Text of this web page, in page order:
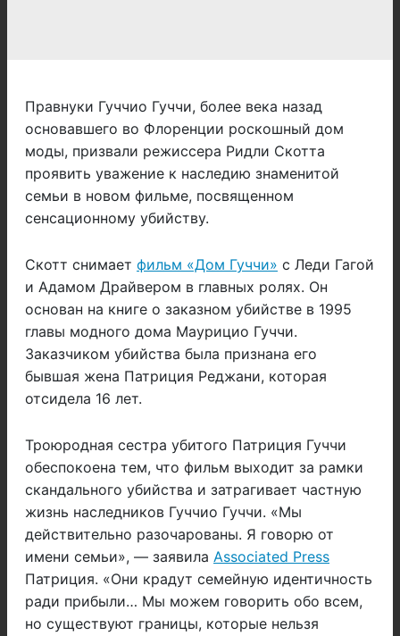
Правнуки Гуччио Гуччи, более века назад
основавшего во Флоренции роскошный дом
моды, призвали режиссера Ридли Скотта
проявить уважение к наследию знаменитой
семьи в новом фильме, посвященном
сенсационному убийству.
Скотт снимает фильм «Дом Гуччи» с Леди Гагой
и Адамом Драйвером в главных ролях. Он
основан на книге о заказном убийстве в 1995
главы модного дома Маурицио Гуччи.
Заказчиком убийства была признана его
бывшая жена Патриция Реджани, которая
отсидела 16 лет.
Троюродная сестра убитого Патриция Гуччи
обеспокоена тем, что фильм выходит за рамки
скандального убийства и затрагивает частную
жизнь наследников Гуччио Гуччи. «Мы
действительно разочарованы. Я говорю от
имени семьи», — заявила Associated Press
Патриция. «Они крадут семейную идентичность
ради прибыли… Мы можем говорить обо всем,
но существуют границы, которые нельзя